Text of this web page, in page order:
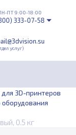
услуг)
ПТ 9:00-18:00
333-07-58
3D-принтеров
0.5 кг